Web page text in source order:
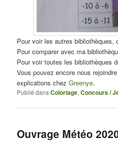
Pour voir les autres bibliothèques,
Pour comparer avec ma
Pour voir toutes les bibliothèques
Vous pouvez encore nous
explications chezGreenye.
Publié dansColoriage,Concours /
Ouvrage Météo